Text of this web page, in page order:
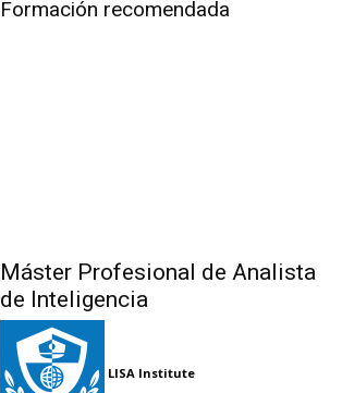
Formación recomendada
Máster Profesional de Analista
de Inteligencia
LISA Institute